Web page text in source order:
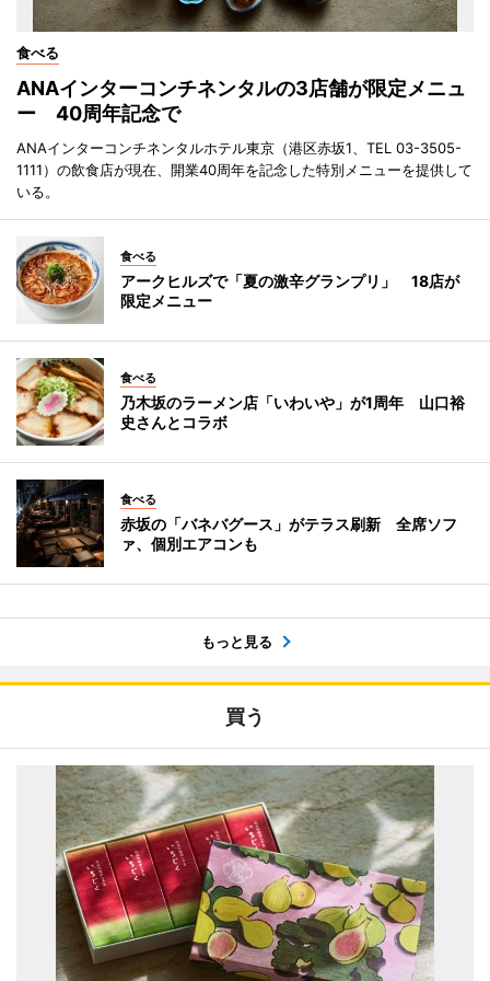
食べる
ANAインターコンチネンタルの3店舗が限定メニュ
ー 40周年記念で
ANAインターコンチネンタルホテル東京（港区赤坂1、TEL 03-3505-
1111）の飲食店が現在、開業40周年を記念した特別メニューを提供して
いる。
食べる
アークヒルズで「夏の激辛グランプリ」 18店が
限定メニュー
食べる
乃木坂のラーメン店「いわいや」が1周年 山口裕
史さんとコラボ
食べる
赤坂の「バネバグース」がテラス刷新 全席ソフ
ァ、個別エアコンも
もっと見る
買う